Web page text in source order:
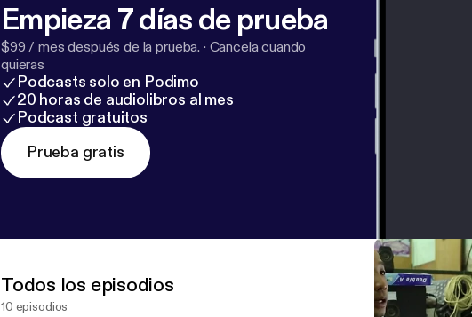
Empieza 7 días de prueba
$99 / mes después de la prueba. · Cancela cuando
quieras
Podcasts solo en Podimo
20 horas de audiolibros al mes
Podcast gratuitos
Prueba gratis
Todos los episodios
10 episodios